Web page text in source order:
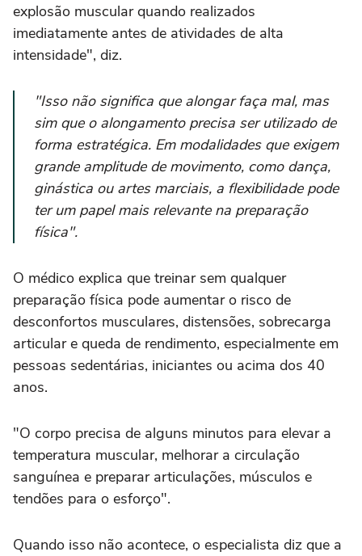
explosão muscular quando realizados
imediatamente antes de atividades de alta
intensidade", diz.
"Isso não significa que alongar faça mal, mas
sim que o alongamento precisa ser utilizado de
forma estratégica. Em modalidades que exigem
grande amplitude de movimento, como dança,
ginástica ou artes marciais, a flexibilidade pode
ter um papel mais relevante na preparação
física".
O médico explica que treinar sem qualquer
preparação física pode aumentar o risco de
desconfortos musculares, distensões, sobrecarga
articular e queda de rendimento, especialmente em
pessoas sedentárias, iniciantes ou acima dos 40
anos.
"O corpo precisa de alguns minutos para elevar a
temperatura muscular, melhorar a circulação
sanguínea e preparar articulações, músculos e
tendões para o esforço".
Quando isso não acontece, o especialista diz que a